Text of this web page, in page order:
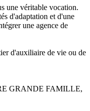
une véritable vocation.
d'adaptation et d'une
une agence de
d'auxiliaire de vie ou de
GRANDE FAMILLE,